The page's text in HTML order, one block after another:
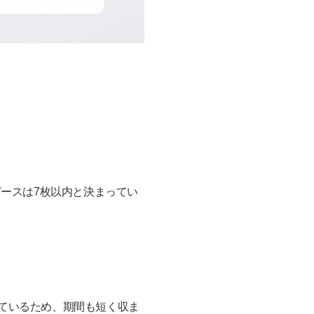
スは7枚以内と決まってい
いるため、期間も短く収ま